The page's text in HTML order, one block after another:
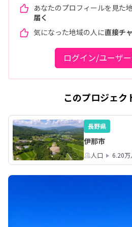
あなたのプロフィールを見た
届く
気になった地域の人に直接チ
ログイン/ユーザ
このプロジェク
長野県
伊那市
人口 6.20万